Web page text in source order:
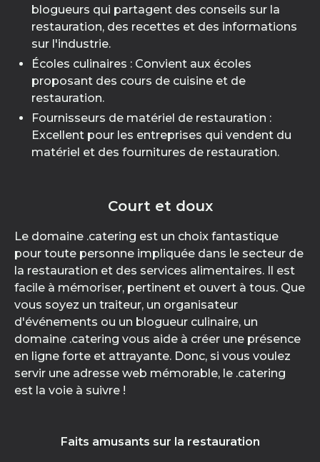
blogueurs qui partagent des conseils sur la
restauration, des recettes et des informations
sur l'industrie.
Écoles culinaires : Convient aux écoles
proposant des cours de cuisine et de
restauration.
Fournisseurs de matériel de restauration :
Excellent pour les entreprises qui vendent du
matériel et des fournitures de restauration.
Court et doux
Le domaine .catering est un choix fantastique
pour toute personne impliquée dans le secteur de
la restauration et des services alimentaires. Il est
facile à mémoriser, pertinent et ouvert à tous. Que
vous soyez un traiteur, un organisateur
d'événements ou un blogueur culinaire, un
domaine .catering vous aide à créer une présence
en ligne forte et attrayante. Donc, si vous voulez
servir une adresse web mémorable, le .catering
est la voie à suivre !
Faits amusants sur la restauration